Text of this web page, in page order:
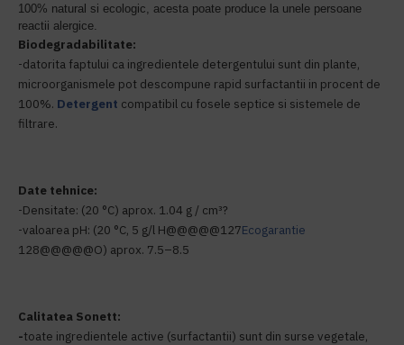
100% natural si ecologic, acesta poate produce la unele persoane
reactii alergice.
Biodegradabilitate:
-datorita faptului ca ingredientele detergentului sunt din plante,
microorganismele pot descompune rapid surfactantii in procent de
100%. Detergent compatibil cu fosele septice si sistemele de
filtrare.
Date tehnice:
-Densitate: (20 °C) aprox. 1.04 g / cm³?
-valoarea pH: (20 °C, 5 g/l H@@@@@127Ecogarantie
128@@@@@O) aprox. 7.5–8.5
Calitatea Sonett:
-toate ingredientele active (surfactantii) sunt din surse vegetale,